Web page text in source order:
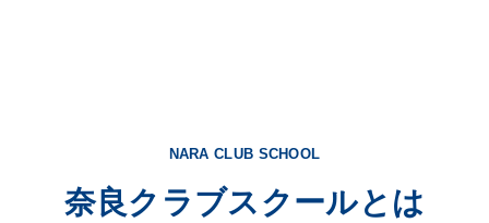
NARA CLUB SCHOOL
奈良クラブスクールとは